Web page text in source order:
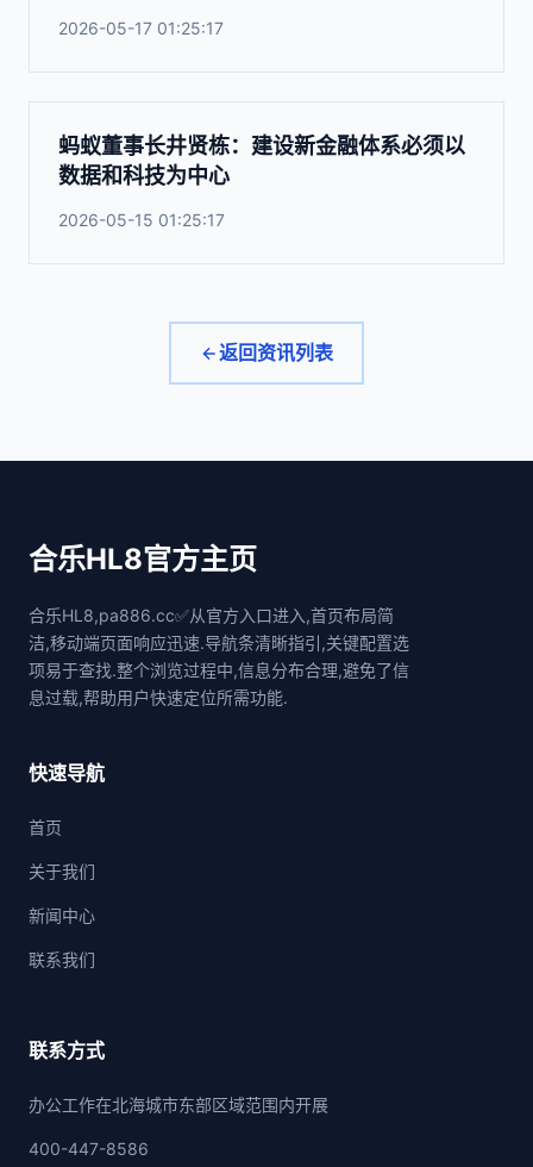
2026-05-17 01:25:17
蚂蚁董事长井贤栋：建设新金融体系必须以
数据和科技为中心
2026-05-15 01:25:17
返回资讯列表
合乐HL8官方主页
合乐HL8,pa886.cc✅从官方入口进入,首页布局简
洁,移动端页面响应迅速.导航条清晰指引,关键配置选
项易于查找.整个浏览过程中,信息分布合理,避免了信
息过载,帮助用户快速定位所需功能.
快速导航
首页
关于我们
新闻中心
联系我们
联系方式
办公工作在北海城市东部区域范围内开展
400-447-8586